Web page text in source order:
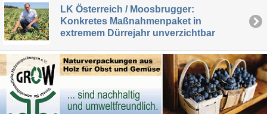
LK Österreich / Moosbrugger:
Konkretes Maßnahmenpaket in
extremem Dürrejahr unverzichtbar